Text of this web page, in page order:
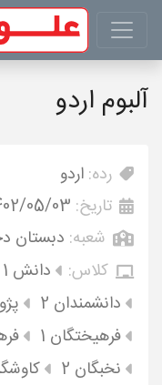
آلبوم اردو
رده: اردو
تاریخ: 05/03
شعبه: دبستان
کلاس:
دانش 1
دانشمندان 2
فرهیختگان 1
نخبگان 2